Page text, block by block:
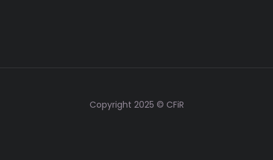
Copyright 2025 © CFiR